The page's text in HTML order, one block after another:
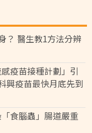
？ 醫生教1方法分辨
疫苗接種計劃」引
興疫苗最快月底先到
食腦蟲」腸道嚴重